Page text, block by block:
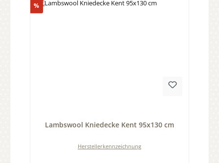
%Rabatt
Lambswool Kniedecke Kent 95x130 cm
Herstellerkennzeichnung